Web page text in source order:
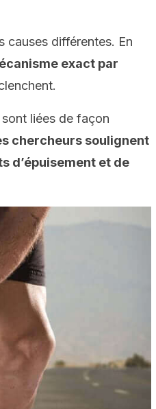
causes différentes. En
exact par
liées de façon
chercheurs soulignent
d’épuisement et de